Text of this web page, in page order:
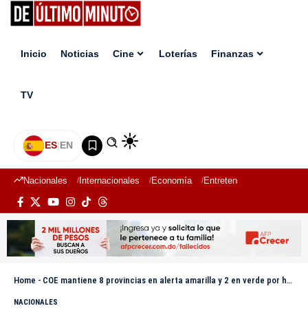
Inicio Noticias Cine Loterías Finanzas
TV
ES|EN
Nacionales Internacionales Economía Entretenimiento
Home - COE mantiene 8 provincias en alerta amarilla y 2 en verde por huracán Erin
NACIONALES